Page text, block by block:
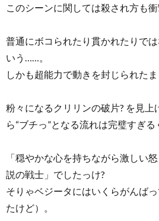
このシーンに関しては殺され方も衝
普通にボコられたり貫かれたりでは
いう……。
しかも超能力で動きを封じられたま
粉々になるクリリンの破片? を見
ら“ブチっ”となる流れは完璧すぎる
「穏やかな心を持ちながら激しい
説の戦士」でしたっけ?
そりゃベジータにはいくらがんば
たけど）。